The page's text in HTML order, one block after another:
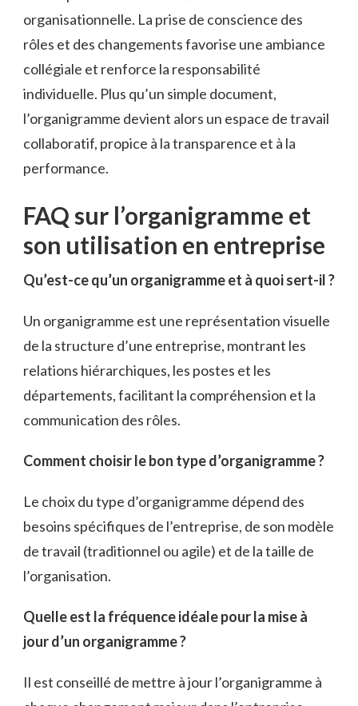
organisationnelle. La prise de conscience des
rôles et des changements favorise une ambiance
collégiale et renforce la responsabilité
individuelle. Plus qu’un simple document,
l’organigramme devient alors un espace de travail
collaboratif, propice à la transparence et à la
performance.
FAQ sur l’organigramme et
son utilisation en entreprise
Qu’est-ce qu’un organigramme et à quoi sert-il ?
Un organigramme est une représentation visuelle
de la structure d’une entreprise, montrant les
relations hiérarchiques, les postes et les
départements, facilitant la compréhension et la
communication des rôles.
Comment choisir le bon type d’organigramme ?
Le choix du type d’organigramme dépend des
besoins spécifiques de l’entreprise, de son modèle
de travail (traditionnel ou agile) et de la taille de
l’organisation.
Quelle est la fréquence idéale pour la mise à
jour d’un organigramme ?
Il est conseillé de mettre à jour l’organigramme à